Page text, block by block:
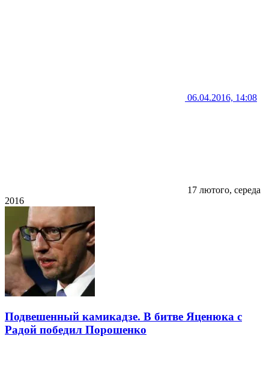
06.04.2016, 14:08
17 лютого, середа
2016
Подвешенный камикадзе. В битве Яценюка с
Радой победил Порошенко